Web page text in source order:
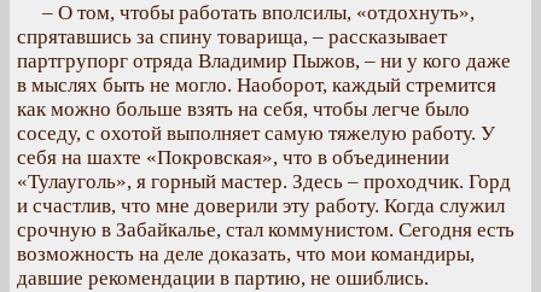
– О том, чтобы работать вполсилы, «отдохнуть»,
спрятавшись за спину товарища, – рассказывает
партгрупорг отряда Владимир Пыжов, – ни у кого даже
в мыслях быть не могло. Наоборот, каждый стремится
как можно больше взять на себя, чтобы легче было
соседу, с охотой выполняет самую тяжелую работу. У
себя на шахте «Покровская», что в объединении
«Тулауголь», я горный мастер. Здесь – проходчик. Горд
и счастлив, что мне доверили эту работу. Когда служил
срочную в Забайкалье, стал коммунистом. Сегодня есть
возможность на деле доказать, что мои командиры,
давшие рекомендации в партию, не ошиблись.